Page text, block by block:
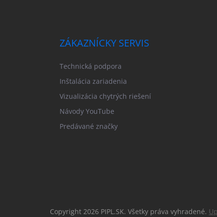
ZÁKAZNÍCKY SERVIS
Technická podpora
Inštalácia zariadenia
Vizualizácia chytrých riešení
Návody YouTube
Predávané značky
Copyright 2026 PIPL.SK. Všetky práva vyhradené.